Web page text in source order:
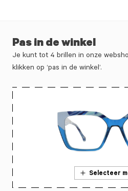
Pas in de winkel
Je kunt tot 4 brillen in onze
klikken op ‘pas in de winkel’.
Selecteer